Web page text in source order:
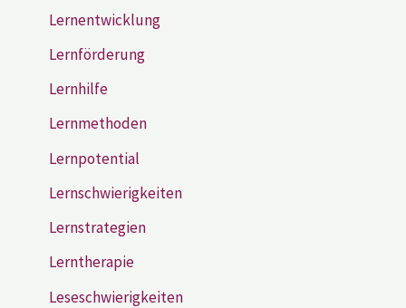
Lernentwicklung
Lernförderung
Lernhilfe
Lernmethoden
Lernpotential
Lernschwierigkeiten
Lernstrategien
Lerntherapie
Leseschwierigkeiten